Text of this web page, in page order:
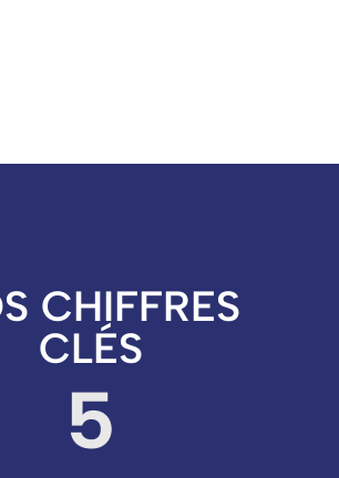
CHIFFRES
CLÉS
5